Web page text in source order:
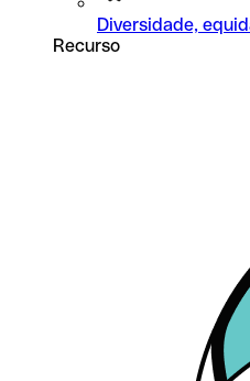
Diversidade,
Recurso